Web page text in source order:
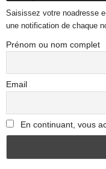
Saisissez votre noadresse
une notification de chaque
Prénom ou nom complet
Email
En continuant, vous